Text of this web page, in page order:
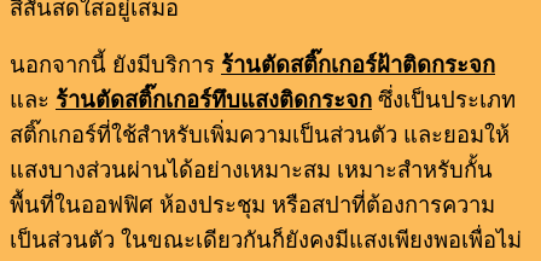
สีสันสดใสอยู่เสมอ
นอกจากนี้ ยังมีบริการ ร้านตัดสติ๊กเกอร์ฝ้าติดกระจก
และ ร้านตัดสติ๊กเกอร์ทึบแสงติดกระจก ซึ่งเป็นประเภท
สติ๊กเกอร์ที่ใช้สำหรับเพิ่มความเป็นส่วนตัว และยอมให้
แสงบางส่วนผ่านได้อย่างเหมาะสม เหมาะสำหรับกั้น
พื้นที่ในออฟฟิศ ห้องประชุม หรือสปาที่ต้องการความ
เป็นส่วนตัว ในขณะเดียวกันก็ยังคงมีแสงเพียงพอเพื่อไม่